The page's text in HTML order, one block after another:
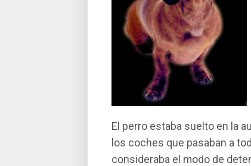
El perro estaba suelto en la
los coches que pasaban a
consideraba el modo de